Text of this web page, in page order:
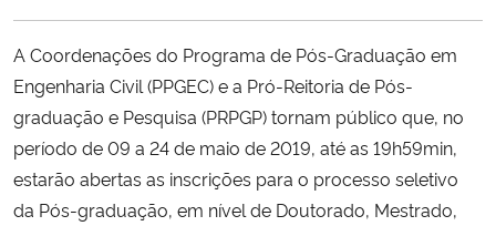
Ministério da Mulher, da Família e dos Direitos Humanos
Secretaria-Geral
Secretaria de Governo
A Coordenações do Programa de Pós-Graduação em
Engenharia Civil (PPGEC) e a Pró-Reitoria de Pós-
graduação e Pesquisa (PRPGP) tornam público que, no
período de 09 a 24 de maio de 2019, até as 19h59min,
estarão abertas as inscrições para o processo seletivo
da Pós-graduação, em nível de Doutorado, Mestrado,